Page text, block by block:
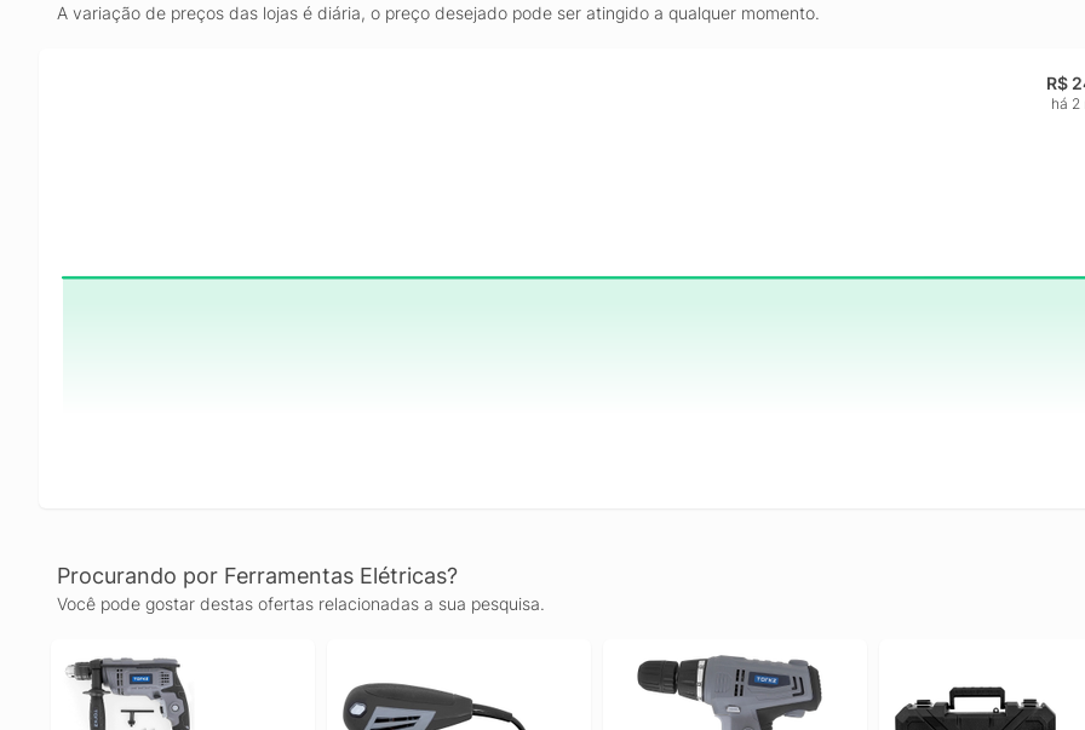
A variação de preços das lojas é diária, o preço desejado pode ser atingido a qualquer momento.
R$
há 2
Procurando por Ferramentas Elétricas?
Você pode gostar destas ofertas relacionadas a sua pesquisa.